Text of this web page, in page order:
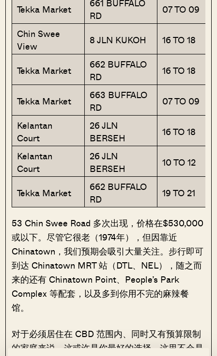
Tekka Market
661 BUFFALO
RD
07 TO 09
Chin Swee
View
8 JLN KUKOH 16 TO 18
Tekka Market
662 BUFFALO
RD
16 TO 18
Tekka Market
663 BUFFALO
RD
07 TO 09
Kelantan
Court
26 JLN
BERSEH
16 TO 18
Kelantan
Court
26 JLN
BERSEH
10 TO 12
Tekka Market
662 BUFFALO
RD
19 TO 21
53 Chin Swee Road 多次出现，价格在$530,000
或以下。尽管它很老（1974年），但因靠近
Chinatown，我们预期会吸引大量关注。步行即可
到达 Chinatown MRT 站（DTL、NEL），随之而
来的还有 Chinatown Point、People’s Park
Complex 等配套，以及多到你用不完的麻辣餐
馆。
对于必须居住在 CBD 范围内、同时又有预算限制
的家庭来说，这或许是你最好的选择。这里不会是